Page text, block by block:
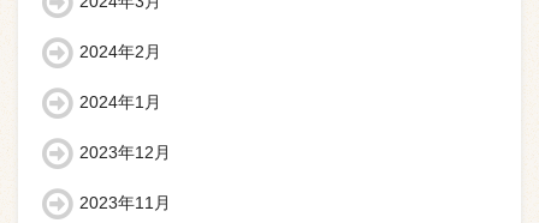
2024年2月
2024年1月
2023年12月
2023年11月